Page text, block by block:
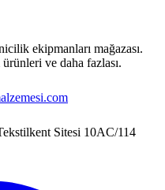
ekipmanları mağazası.
ve daha fazlası.
Sitesi 10AC/114